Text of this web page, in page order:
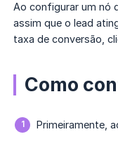
Ao configurar um nó
assim que o lead
taxa de conversão,
Como
Primeiramente,